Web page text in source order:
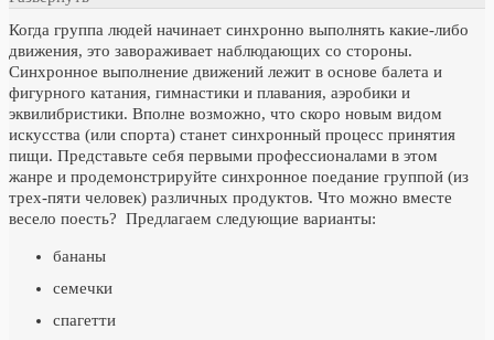
Когда группа людей начинает синхронно выполнять какие-либо
движения, это завораживает наблюдающих со стороны.
Синхронное выполнение движений лежит в основе балета и
фигурного катания, гимнастики и плавания, аэробики и
эквилибристики. Вполне возможно, что скоро новым видом
искусства (или спорта) станет синхронный процесс принятия
пищи. Представьте себя первыми профессионалами в этом
жанре и продемонстрируйте синхронное поедание группой (из
трех-пяти человек) различных продуктов. Что можно вместе
весело поесть? Предлагаем следующие варианты:
бананы
семечки
спагетти